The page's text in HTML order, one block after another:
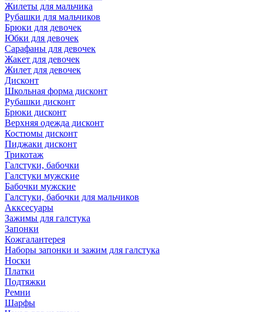
Жилеты для мальчика
Рубашки для мальчиков
Брюки для девочек
Юбки для девочек
Сарафаны для девочек
Жакет для девочек
Жилет для девочек
Дисконт
Школьная форма дисконт
Рубашки дисконт
Брюки дисконт
Верхняя одежда дисконт
Костюмы дисконт
Пиджаки дисконт
Трикотаж
Галстуки, бабочки
Галстуки мужские
Бабочки мужские
Галстуки, бабочки для мальчиков
Акксесуары
Зажимы для галстука
Запонки
Кожгалантерея
Наборы запонки и зажим для галстука
Носки
Платки
Подтяжки
Ремни
Шарфы